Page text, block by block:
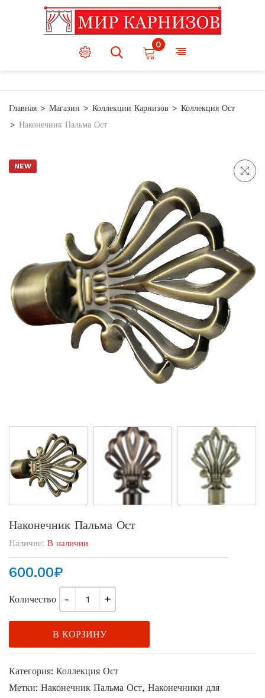
0
Главная Магазин Коллекции Карнизов
Коллекция Ост
Наконечник Пальма Ост
Наконечник Пальма Ост
Наличие: В наличии
600.00₽
Количество
В КОРЗИНУ
Категория: Коллекция Ост
Метки: Наконечник Пальма Ост, Наконечники для
NEW